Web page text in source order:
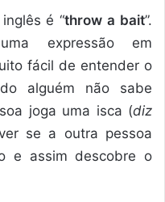
é “throw a bait”.
expressão em
fácil de entender o
alguém não sabe
joga uma isca (diz
se a outra pessoa
e assim descobre o